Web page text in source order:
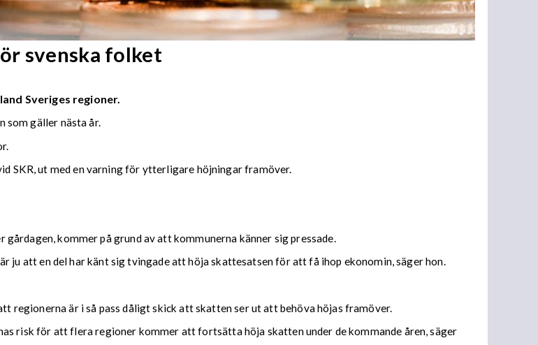
svenska folket
Sveriges regioner.
som gäller nästa år.
SKR, ut med en varning för ytterligare höjningar framöver.
kommer på grund av att kommunerna känner sig pressade.
att en del har känt sig tvingade att höja skattesatsen för att få ihop ekonomin, säger hon.
regionerna är i så pass dåligt skick att skatten ser ut att behöva höjas framöver.
risk för att flera regioner kommer att fortsätta höja skatten under de kommande åren, säger